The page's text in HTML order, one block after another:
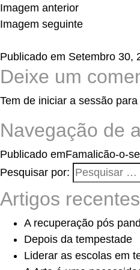
Imagem anterior
Imagem seguinte
Publicado em Setembro 30,
Deixe um
Tem de iniciar a sessão
Navegação de
Publicado emFamalicão-o-
Pesquisar por:
Artigos recentes
A recuperação pós
Depois da tempestade
Liderar as escolas em